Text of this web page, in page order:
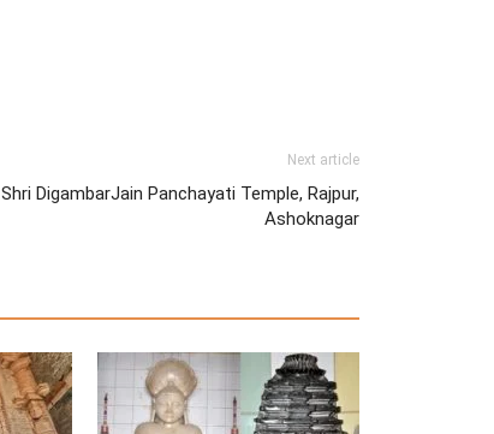
Next article
Shri DigambarJain Panchayati Temple, Rajpur,
Ashoknagar